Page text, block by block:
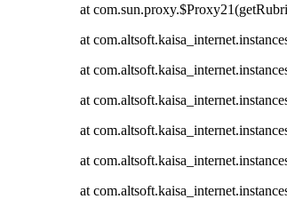
at
at
at
at
at
at
at